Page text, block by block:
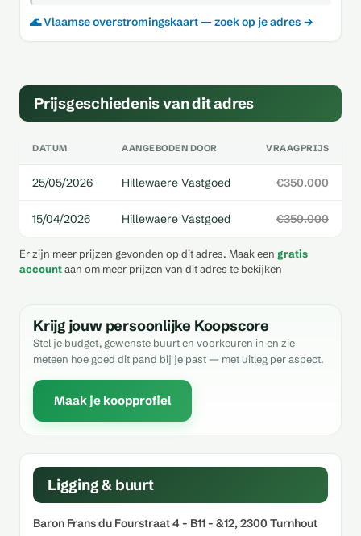
🌊 Vlaamse overstromingskaart — zoek op je adres →
Prijsgeschiedenis van dit adres
DATUM AANGEBODEN DOOR VRAAGPRIJS
25/05/2026 Hillewaere Vastgoed €350.000
15/04/2026 Hillewaere Vastgoed €350.000
Er zijn meer prijzen gevonden op dit adres. Maak een gratis
accountaan om meer prijzen van dit adres te bekijken
Krijg jouw persoonlijke Koopscore
Stel je budget, gewenste buurt en voorkeuren in en zie
meteen hoe goed dit pand bij je past — met uitleg per aspect.
Maak je koopprofiel
Ligging & buurt
Baron Frans du Fourstraat 4 - B11 - &12, 2300 Turnhout